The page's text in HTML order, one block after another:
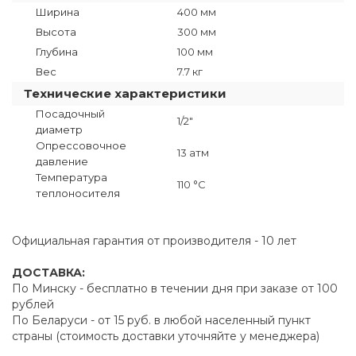
Ширина
400 мм
Высота
300 мм
Глубина
100 мм
Вес
7.7 кг
Технические характеристики
Посадочный
диаметр
1/2"
Опрессовочное
давление
13 атм
Температура
теплоносителя
110 °C
Официальная гарантия от производителя - 10 лет
ДОСТАВКА:
По Минску - бесплатно в течении дня при заказе от 100
рублей
По Беларуси - от 15 руб. в любой населенный пункт
страны (стоимость доставки уточняйте у менеджера)